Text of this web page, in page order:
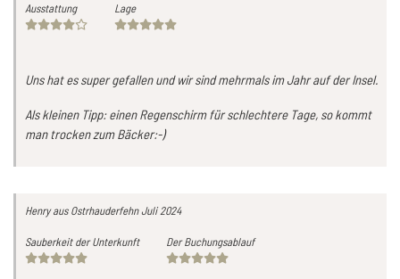
Ausstattung Lage
Uns hat es super gefallen und wir sind mehrmals im Jahr auf der Insel.
Als kleinen Tipp: einen Regenschirm für schlechtere Tage, so kommt
man trocken zum Bäcker:-)
Henryaus OstrhauderfehnJuli 2024
Sauberkeit der Unterkunft Der Buchungsablauf